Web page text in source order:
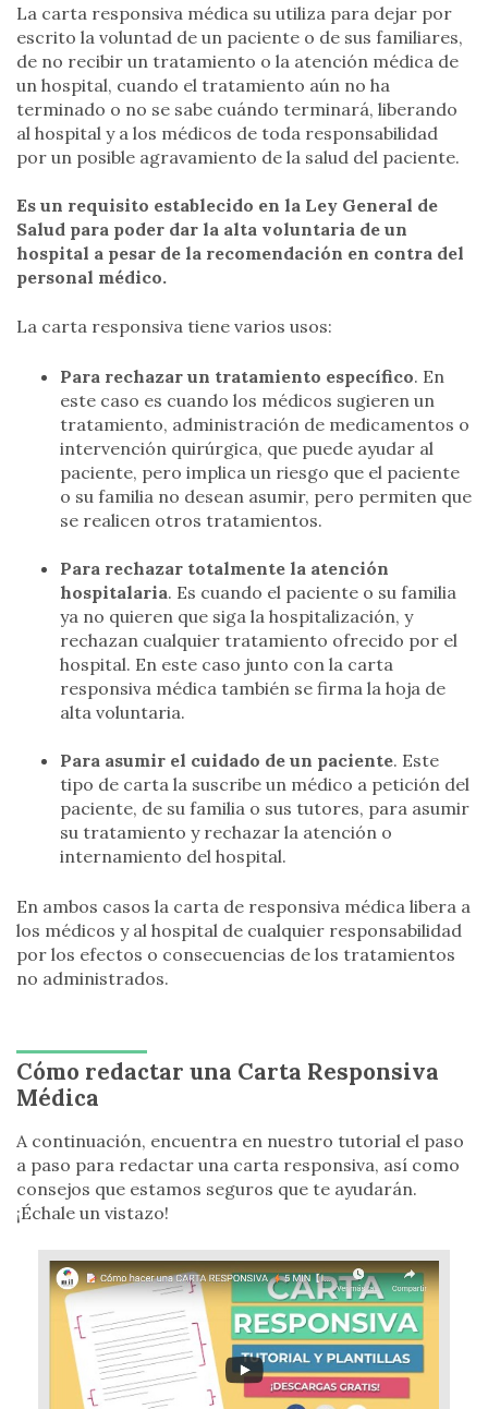
La carta responsiva médica su utiliza para dejar por
escrito la voluntad de un paciente o de sus familiares,
de no recibir un tratamiento o la atención médica de
un hospital, cuando el tratamiento aún no ha
terminado o no se sabe cuándo terminará, liberando
al hospital y a los médicos de toda responsabilidad
por un posible agravamiento de la salud del paciente.
Es un requisito establecido en la Ley General de
Salud para poder dar la alta voluntaria de un
hospital a pesar de la recomendación en contra del
personal médico.
La carta responsiva tiene varios usos:
Para rechazar un tratamiento específico. En
este caso es cuando los médicos sugieren un
tratamiento, administración de medicamentos o
intervención quirúrgica, que puede ayudar al
paciente, pero implica un riesgo que el paciente
o su familia no desean asumir, pero permiten que
se realicen otros tratamientos.
Para rechazar totalmente la atención
hospitalaria. Es cuando el paciente o su familia
ya no quieren que siga la hospitalización, y
rechazan cualquier tratamiento ofrecido por el
hospital. En este caso junto con la carta
responsiva médica también se firma la hoja de
alta voluntaria.
Para asumir el cuidado de un paciente. Este
tipo de carta la suscribe un médico a petición del
paciente, de su familia o sus tutores, para asumir
su tratamiento y rechazar la atención o
internamiento del hospital.
En ambos casos la carta de responsiva médica libera a
los médicos y al hospital de cualquier responsabilidad
por los efectos o consecuencias de los tratamientos
no administrados.
Cómo redactar una Carta Responsiva
Médica
A continuación, encuentra en nuestro tutorial el paso
a paso para redactar una carta responsiva, así como
consejos que estamos seguros que te ayudarán.
¡Échale un vistazo!